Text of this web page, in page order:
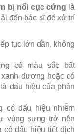
bị nổi cục cứng là
đến bác sĩ để xử trí
tục lớn dần, không
có màu sắc bất
dương hoặc có
dấu hiệu của phản
có dấu hiệu nhiễm
vùng sưng trở nên
có dấu hiệu tiết dịch